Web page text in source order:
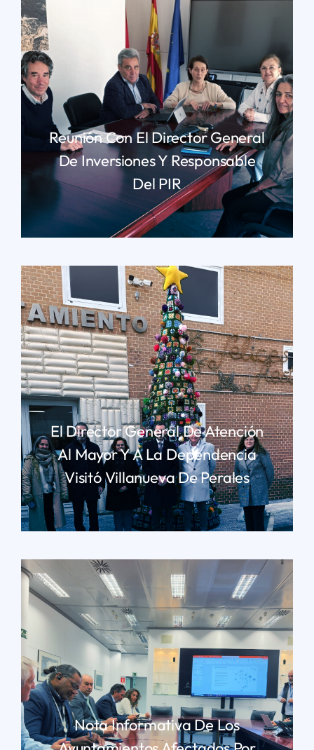
Reunión Con El Director General
De Inversiones Y Responsable
Del PIR
LEER MÁS
El Director General De Atención
Al Mayor Y A La Dependencia
Visitó Villanueva De Perales
LEER MÁS
Nota Informativa De Los